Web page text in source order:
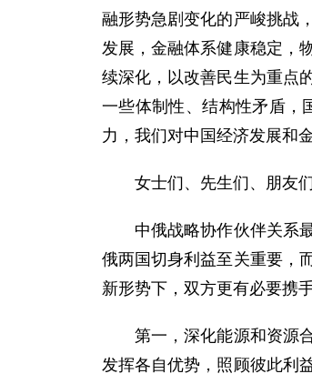
融形势急剧变化的严峻挑战
发展，金融体系健康稳定，
续深化，以改善民生为重点
一些体制性、结构性矛盾，
力，我们对中国经济发展和
女士们、先生们、朋友们
中俄战略协作伙伴关系最
俄两国切身利益至关重要，
新形势下，双方更有必要携
第一，深化能源和资源合
发挥各自优势，照顾彼此利